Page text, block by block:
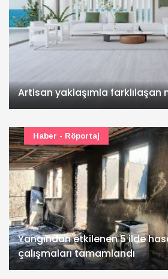
Artisan yaklaşımla farklılaşan
Yangından etkilenen 5 ilde
çalışmaları tamamlandı
Haber - Röportaj